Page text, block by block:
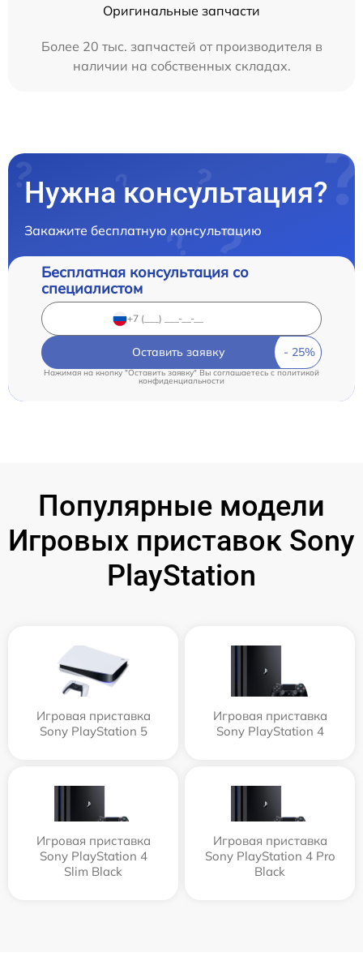
Оригинальные запчасти
Более 20 тыс. запчастей от производителя в
наличии на собственных складах.
Нужна консультация?
Закажите бесплатную консультацию
Бесплатная консультация со
специалистом
Оставить заявку
Нажимая на кнопку "Оставить заявку" Вы соглашаетесь cполитикой
конфиденциальности
Популярные модели
Игровых приставок Sony
PlayStation
Игровая приставка
Sony PlayStation 5
Игровая приставка
Sony PlayStation 4
Игровая приставка
Sony PlayStation 4
Slim Black
Игровая приставка
Sony PlayStation 4 Pro
Black